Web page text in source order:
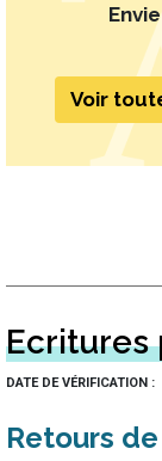
Voir
Ecritures
DATE DE VÉRIFICATION
Retours